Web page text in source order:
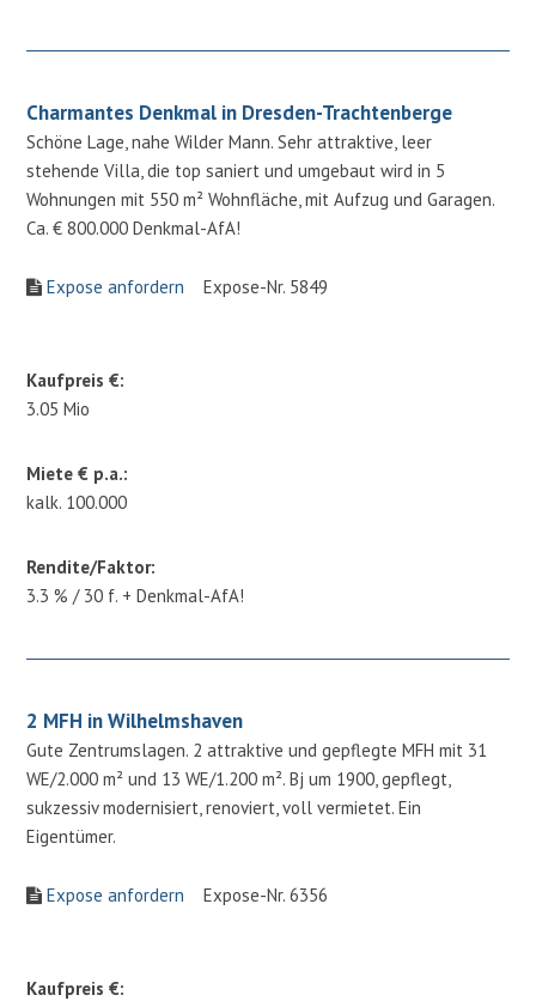
Charmantes Denkmal in Dresden-Trachtenberge
Schöne Lage, nahe Wilder Mann. Sehr attraktive, leer
stehende Villa, die top saniert und umgebaut wird in 5
Wohnungen mit 550 m² Wohnfläche, mit Aufzug und Garagen.
Ca. € 800.000 Denkmal-AfA!
Expose anfordern Expose-Nr. 5849
Kaufpreis €:
3.05 Mio
Miete € p.a.:
kalk. 100.000
Rendite/Faktor:
3.3 % / 30 f. + Denkmal-AfA!
2 MFH in Wilhelmshaven
Gute Zentrumslagen. 2 attraktive und gepflegte MFH mit 31
WE/2.000 m² und 13 WE/1.200 m². Bj um 1900, gepflegt,
sukzessiv modernisiert, renoviert, voll vermietet. Ein
Eigentümer.
Expose anfordern Expose-Nr. 6356
Kaufpreis €: